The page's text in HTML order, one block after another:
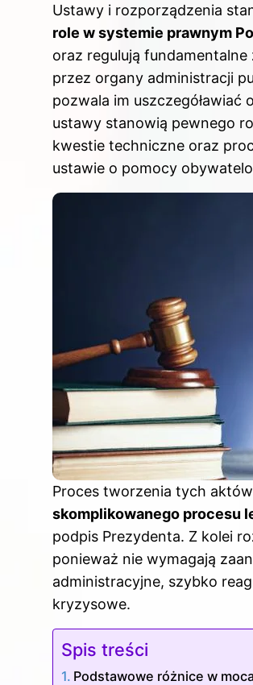
Ustawy i rozporządzenia
role w systemie prawnym
oraz regulują
przez organy administracji
pozwala im
ustawy stanowią pewnego
kwestie techniczne oraz
ustawie o pomocy
Proces tworzenia tych
skomplikowanego procesu
podpis Prezydenta. Z kolei
ponieważ nie wymagają
administracyjne, szybko
kryzysowe.
Spis treści
Podstawowe różnice w